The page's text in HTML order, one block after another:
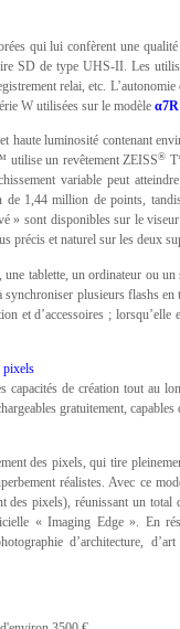
qui lui confèrent une
SD de type UHS-II. Les
relai, etc. L’autonomie
W utilisées sur le modèle
luminosité contenant
utilise un revêtement ZEISS®
variable peut
de 1,44 million de points,
» sont disponibles sur le
précis et naturel sur les deux
tablette, un ordinateur ou
synchroniser plusieurs flashs
d’accessoires ; lorsqu’elle
pixels
de création tout au
gratuitement, capables
des pixels, qui tire
réalistes. Avec ce
pixels), réunissant un total
« Imaging Edge ». En
d’architecture,